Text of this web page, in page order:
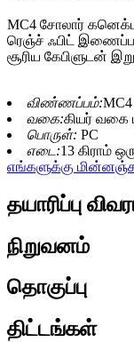
MC4 சோலார்
ரெஞ்ச் ஃபிட்
சூரிய கேபிளுடன்
விண்ணப்பம்:
வகை:கியர்
பொருள்: PC
எடை:13 கிராம்
எங்களுக்கு
தயாரிப்பு
நிறுவனம்
தொகுப்பு
திட்டங்கள்